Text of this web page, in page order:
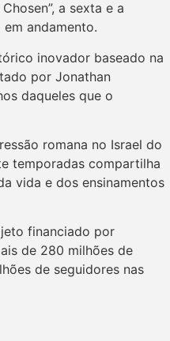
a sexta e a
andamento.
inovador baseado na
por Jonathan
daqueles que o
romana no Israel do
temporadas compartilha
vida e dos ensinamentos
financiado por
de 280 milhões de
de seguidores nas